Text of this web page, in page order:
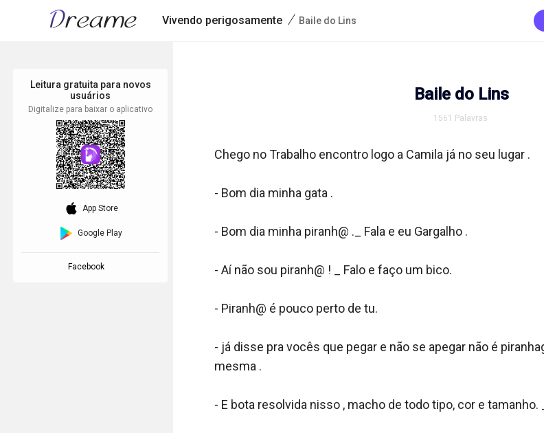
Vivendo perigosamente / Baile do Lins
Baile do Lins
1561 Palavras
Chego no Trabalho encontro logo a Camila já no seu lugar .
- Bom dia minha gata .
- Bom dia minha piranh@ ._ Fala e eu Gargalho .
- Aí não sou piranh@ ! _ Falo e faço um bico.
- Piranh@ é pouco perto de tu.
- já disse pra vocês que pegar e não se apegar não é
mesma .
- E bota resolvida nisso , macho de todo tipo, cor e tamanho.
Leitura gratuita para novos
usuários
Digitalize para baixar o aplicativo
download_ios App Store
Google Play
Facebook